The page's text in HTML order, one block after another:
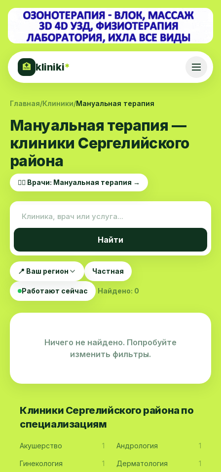
🏥 kliniki*
Главная/Клиники/Мануальная терапия
Мануальная терапия —
клиники Сергелийского
района
👨‍⚕️ Врачи: Мануальная терапия →
Найти
📍 Ваш регион Частная
Работают сейчас Найдено: 0
Ничего не найдено. Попробуйте
изменить фильтры.
Клиники Сергелийского района по
специализациям
Акушерство 1 Андрология 1
Гинекология 1 Дерматология 1